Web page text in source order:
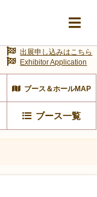
ブース＆ホールMAP
ブース一覧
出展申し込みはこちら
Exhibitor Application